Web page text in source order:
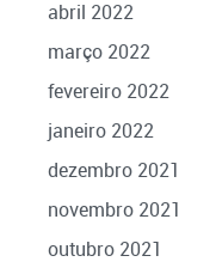
abril 2022
março 2022
fevereiro 2022
janeiro 2022
dezembro 2021
novembro 2021
outubro 2021